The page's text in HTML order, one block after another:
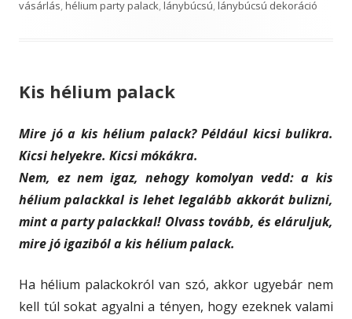
i
e
n
g
i
g
vásárlás,hélium party palack,lánybúcsú,lánybúcsú dekoráció
Kis hélium palack
Mire jó a kis hélium palack? Például kicsi bulikra.
Kicsi helyekre. Kicsi mókákra.
Nem, ez nem igaz, nehogy komolyan vedd: a kis
hélium palackkal is lehet legalább akkorát bulizni,
mint a party palackkal! Olvass tovább, és eláruljuk,
mire jó igaziból a kis hélium palack.
Ha hélium palackokról van szó, akkor ugyebár nem
kell túl sokat agyalni a tényen, hogy ezeknek valami